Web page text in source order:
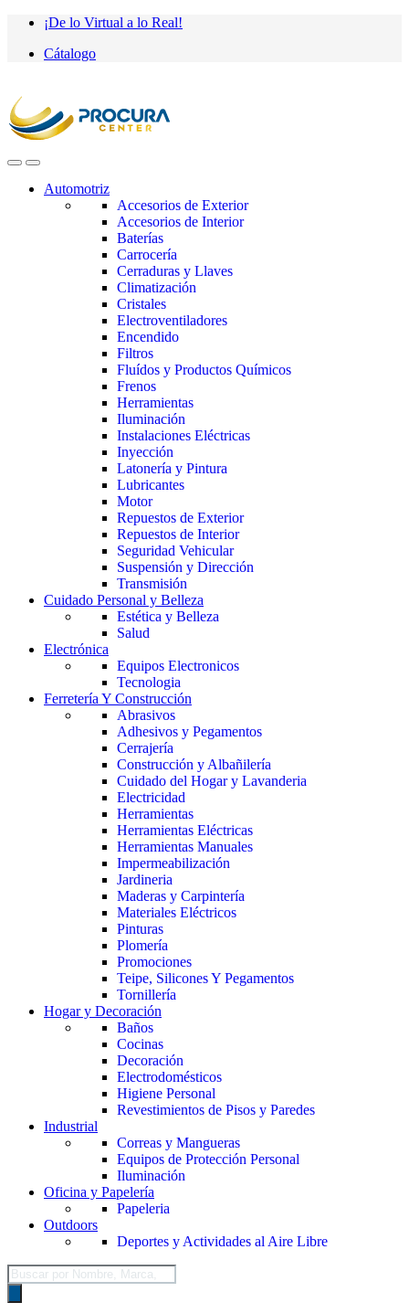
Saltar
navegación
saltar
contenido
¡De lo Virtual a lo Real!
Cátalogo
Automotriz
Accesorios de Exterior
Accesorios de Interior
Baterías
Carrocería
Cerraduras y Llaves
Climatización
Cristales
Electroventiladores
Encendido
Filtros
Fluídos y Productos Químicos
Frenos
Herramientas
Iluminación
Instalaciones Eléctricas
Inyección
Latonería y Pintura
Lubricantes
Motor
Repuestos de Exterior
Repuestos de Interior
Seguridad Vehicular
Suspensión y Dirección
Transmisión
Cuidado Personal y Belleza
Estética y Belleza
Salud
Electrónica
Equipos Electronicos
Tecnologia
Ferretería Y Construcción
Abrasivos
Adhesivos y Pegamentos
Cerrajería
Construcción y Albañilería
Cuidado del Hogar y Lavanderia
Electricidad
Herramientas
Herramientas Eléctricas
Herramientas Manuales
Impermeabilización
Jardineria
Maderas y Carpintería
Materiales Eléctricos
Pinturas
Plomería
Promociones
Teipe, Silicones Y Pegamentos
Tornillería
Hogar y Decoración
Baños
Cocinas
Decoración
Electrodomésticos
Higiene Personal
Revestimientos de Pisos y Paredes
Industrial
Correas y Mangueras
Equipos de Protección Personal
Iluminación
Oficina y Papelería
Papeleria
Outdoors
Deportes y Actividades al Aire Libre
Búsqueda
de
productos